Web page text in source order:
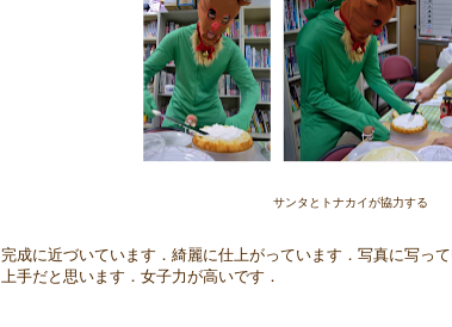
サンタとトナカイが協力する
完成に近づいています．綺麗に仕上がっています．写真に写っ
上手だと思います．女子力が高いです．